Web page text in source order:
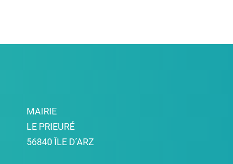
MAIRIE
LE PRIEURÉ
56840 ÎLE D’ARZ